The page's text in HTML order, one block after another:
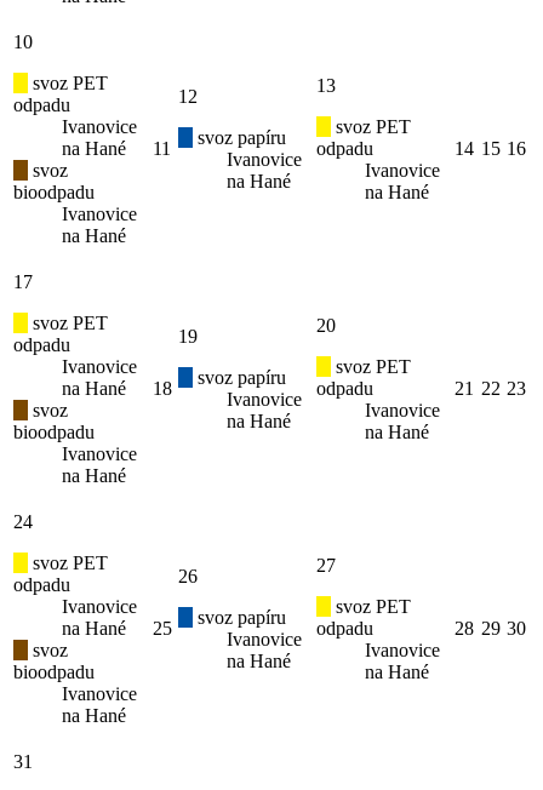
10
svoz PET
odpadu
Ivanovice
na Hané
svoz
bioodpadu
Ivanovice
na Hané
11
12
svoz papíru
Ivanovice
na Hané
13
svoz PET
odpadu
Ivanovice
na Hané
14 15 16
17
svoz PET
odpadu
Ivanovice
na Hané
svoz
bioodpadu
Ivanovice
na Hané
18
19
svoz papíru
Ivanovice
na Hané
20
svoz PET
odpadu
Ivanovice
na Hané
21 22 23
24
svoz PET
odpadu
Ivanovice
na Hané
svoz
bioodpadu
Ivanovice
na Hané
25
26
svoz papíru
Ivanovice
na Hané
27
svoz PET
odpadu
Ivanovice
na Hané
28 29 30
31